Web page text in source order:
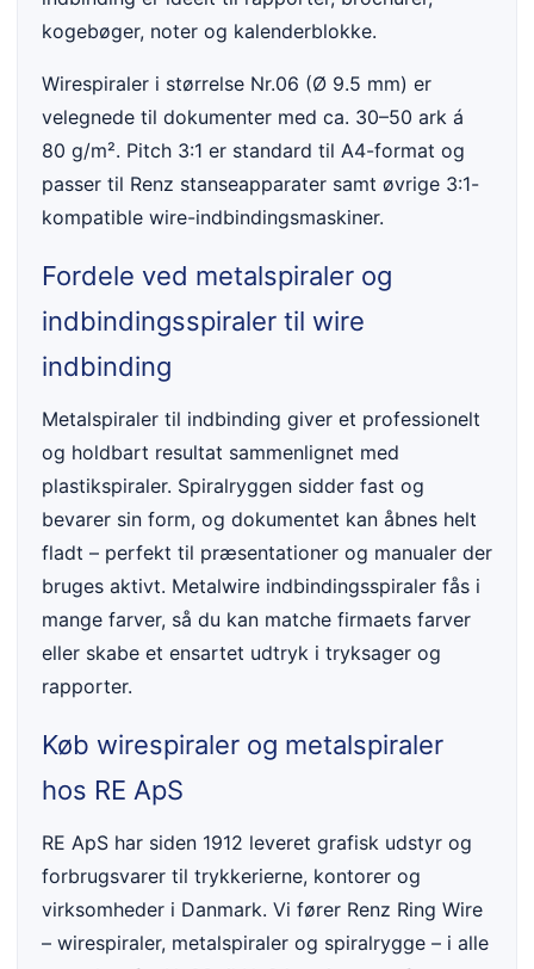
kogebøger, noter og kalenderblokke.
Wirespiraler i størrelse Nr.06 (Ø 9.5 mm) er
velegnede til dokumenter med ca. 30–50 ark á
80 g/m². Pitch 3:1 er standard til A4-format og
passer til Renz stanseapparater samt øvrige 3:1-
kompatible wire-indbindingsmaskiner.
Fordele ved metalspiraler og
indbindingsspiraler til wire
indbinding
Metalspiraler til indbinding giver et professionelt
og holdbart resultat sammenlignet med
plastikspiraler. Spiralryggen sidder fast og
bevarer sin form, og dokumentet kan åbnes helt
fladt – perfekt til præsentationer og manualer der
bruges aktivt. Metalwire indbindingsspiraler fås i
mange farver, så du kan matche firmaets farver
eller skabe et ensartet udtryk i tryksager og
rapporter.
Køb wirespiraler og metalspiraler
hos RE ApS
RE ApS har siden 1912 leveret grafisk udstyr og
forbrugsvarer til trykkerierne, kontorer og
virksomheder i Danmark. Vi fører Renz Ring Wire
– wirespiraler, metalspiraler og spiralrygge – i alle